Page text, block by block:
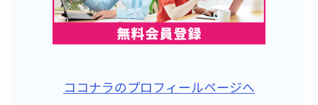
ココナラのプロフィールページへ